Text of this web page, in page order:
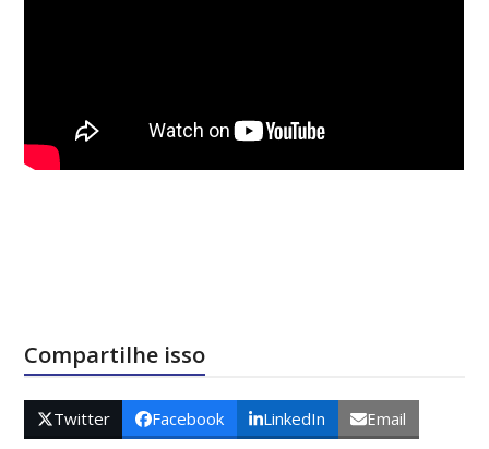
Compartilhe isso
Twitter Facebook LinkedIn Email